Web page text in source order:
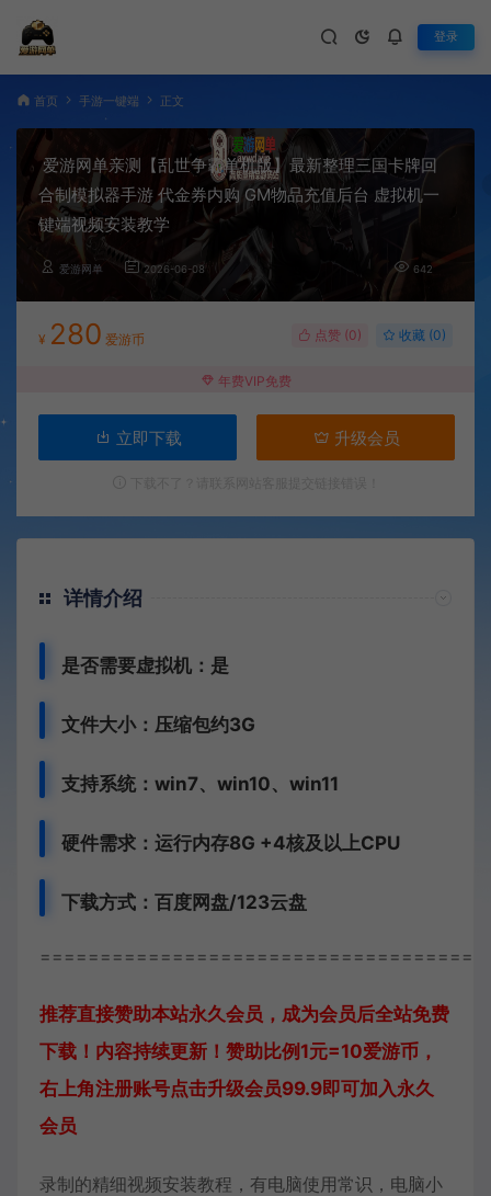
登录
首页 手游一键端 正文
爱游网单亲测【乱世争霸单机版】最新整理三国卡牌回
合制模拟器手游 代金券内购 GM物品充值后台 虚拟机一
键端视频安装教学
爱游网单 2026-06-08 642
¥ 280 爱游币 点赞 (0) 收藏 (0)
年费VIP免费
立即下载 升级会员
详情介绍
是否需要虚拟机：是
文件大小：压缩包约3G
支持系统：win7、win10、win11
硬件需求：运行内存8G +4核及以上CPU
下载方式： 百度网盘/123云盘
推荐直接赞助本站永久会员，成为会员后全站免费
下载！内容持续更新！赞助比例1元=10爱游币，
右上角注册账号点击升级会员99.9即可加入永久
会员
录制的精细视频安装教程，有电脑使用常识，电脑小